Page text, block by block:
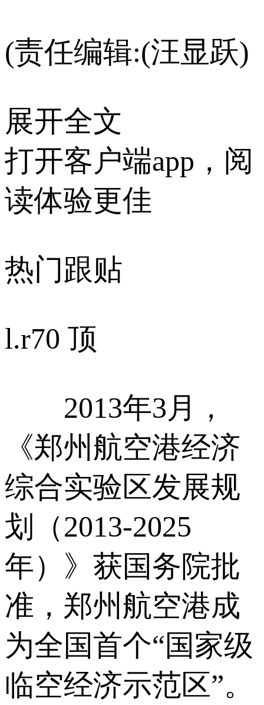
(责任编辑:(汪显跃)
展开全文
打开客户端app，阅
读体验更佳
热门跟贴
l.r70 顶
2013年3月，
《郑州航空港经济
综合实验区发展规
划（2013-2025
年）》获国务院批
准，郑州航空港成
为全国首个“国家级
临空经济示范区”。